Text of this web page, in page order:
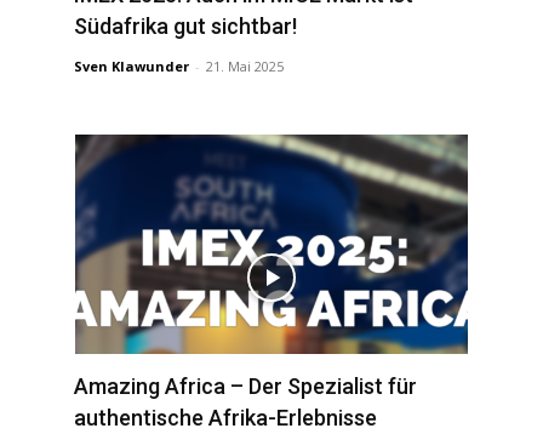
Südafrika gut sichtbar!
Sven Klawunder - 21. Mai 2025
Amazing Africa – Der Spezialist für
authentische Afrika-Erlebnisse